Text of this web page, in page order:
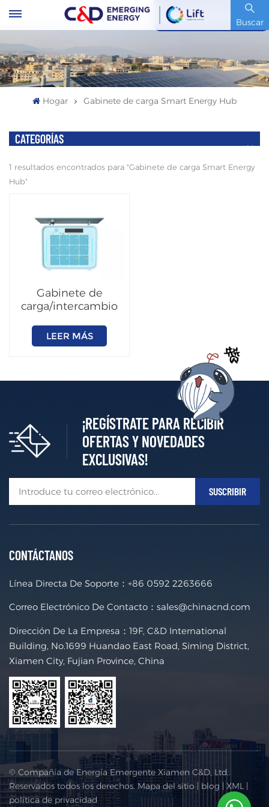
Buscar
Código De Stock : 600153.SH
Hogar Gabinete de carga Smart Energy Hub
CATEGORÍAS
1 resultados encontrados para "Gabinete de carga Smart Energy
Hub"
Gabinete de
carga/intercambio
eficiencia
(personalizable)
LEER MÁS
¡REGÍSTRATE PARA RECIBIR
OFERTAS Y NOVEDADES
EXCLUSIVAS!
CONTÁCTANOS
Línea Directa De Soporte： +86 0592 2263666
Correo Electrónico De Contacto： sales@chinacnd.com
Dirección De La Empresa：19F, C&D International
Building, No.1699 Huandao East Road, Siming District,
Xiamen City, Fujian Province, China
© Compañía de Energía Emergente Xiamen C&D, Ltd..
Reservados todos los derechos. Mapa del sitio | blog | XML |
política de privacidad